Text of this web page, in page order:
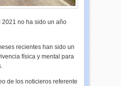
2021 no ha sido un año
recientes han sido un
física y mental para
de los noticieros referente